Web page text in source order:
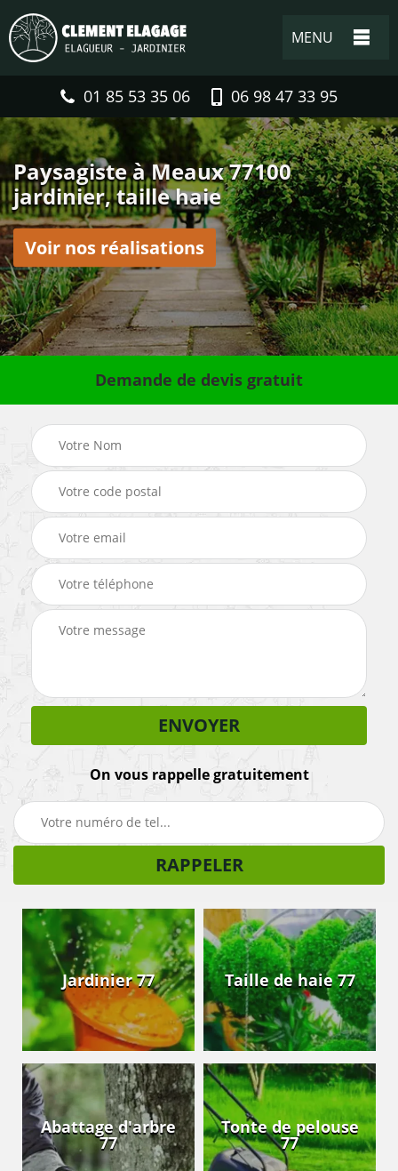
MENU
01 85 53 35 06 06 98 47 33 95
Paysagiste à Meaux 77100
jardinier, taille haie
Voir nos réalisations
Demande de devis gratuit
On vous rappelle gratuitement
Jardinier 77 Taille de haie 77
Abattage d'arbre
77
Tonte de pelouse
77